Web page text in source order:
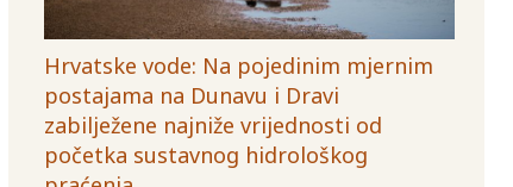
Hrvatske vode: Na pojedinim mjernim
postajama na Dunavu i Dravi
zabilježene najniže vrijednosti od
početka sustavnog hidrološkog